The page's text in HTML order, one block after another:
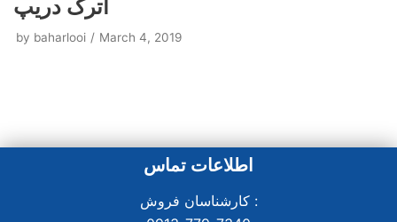
اترک دریپ
by baharlooi March 4, 2019
اطلاعات تماس
کارشناسان فروش :